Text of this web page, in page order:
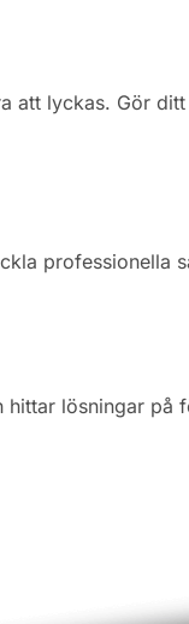
att lyckas. Gör
professionella
lösningar på